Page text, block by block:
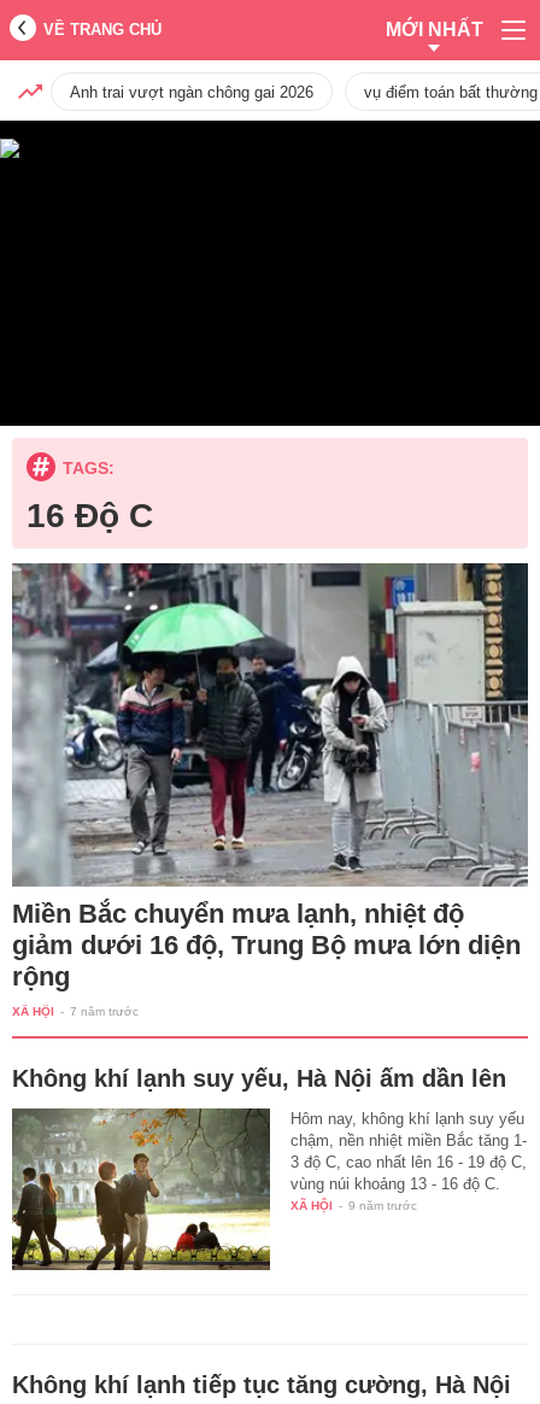
VỀ TRANG CHỦ MỚI NHẤT
Anh trai vượt ngàn chông gai 2026 vụ điểm toán bất
TAGS:
16 Độ C
Miền Bắc chuyển mưa lạnh, nhiệt độ
giảm dưới 16 độ, Trung Bộ mưa lớn diện
rộng
XÃ HỘI - 7 năm trước
Không khí lạnh suy yếu, Hà Nội ấm dần lên
Hôm nay, không khí lạnh suy yếu
chậm, nền nhiệt miền Bắc tăng 1-
3 độ C, cao nhất lên 16 - 19 độ C,
vùng núi khoảng 13 - 16 độ C.
XÃ HỘI - 9 năm trước
Không khí lạnh tiếp tục tăng cường, Hà Nội